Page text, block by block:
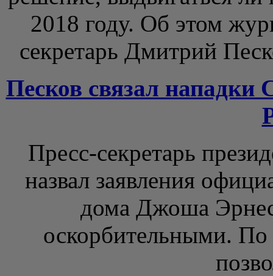
2018 году. Об этом
секретарь Дмитрий
Песков связал
Пресс-секретарь
назвал заявления
дома Джоша
оскорбительными. По